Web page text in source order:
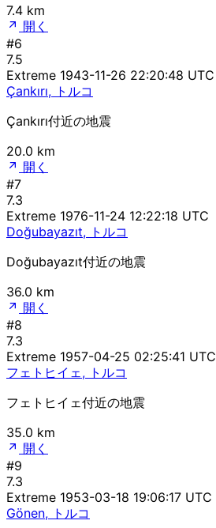
7.4 km
開く
#6
7.5
Extreme 1943-11-26 22:20:48 UTC
Çankırı, トルコ
Çankırı付近の地震
20.0 km
開く
#7
7.3
Extreme 1976-11-24 12:22:18 UTC
Doğubayazıt, トルコ
Doğubayazıt付近の地震
36.0 km
開く
#8
7.3
Extreme 1957-04-25 02:25:41 UTC
フェトヒイェ, トルコ
フェトヒイェ付近の地震
35.0 km
開く
#9
7.3
Extreme 1953-03-18 19:06:17 UTC
Gönen, トルコ